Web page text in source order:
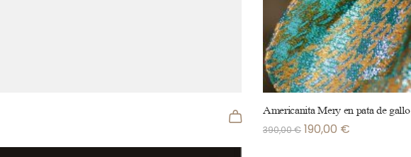
Americanita Mery en pata de gallo
390,00€ 190,00 €